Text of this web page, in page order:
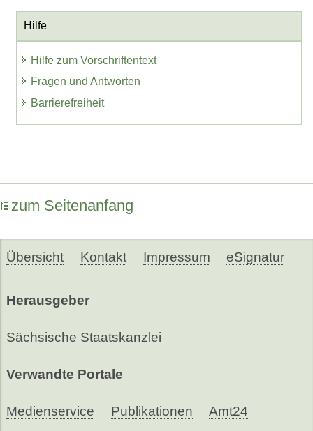
Hilfe
Hilfe zum Vorschriftentext
Fragen und Antworten
Barrierefreiheit
zum Seitenanfang
Übersicht Kontakt Impressum eSignatur
Herausgeber
Sächsische Staatskanzlei
Verwandte Portale
Medienservice Publikationen Amt24